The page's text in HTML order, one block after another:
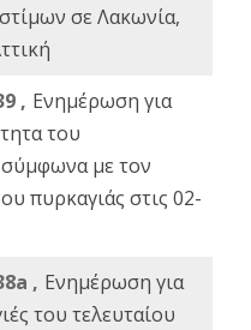
σε Λακωνία,
, Ενημέρωση για
του
με τον
πυρκαγιάς στις 02-
, Ενημέρωση για
του τελευταίου